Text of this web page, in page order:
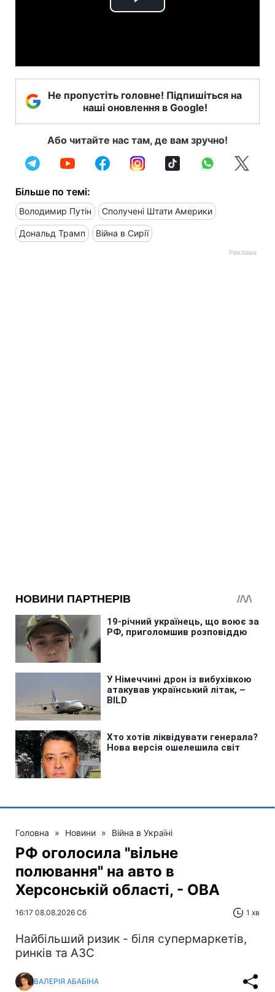
Play
Не пропустіть головне! Підпишіться на
наші оновлення в Google!
Або читайте нас там, де вам зручно!
Більше по темі:
Володимир Путін Сполучені Штати Америки
Дональд Трамп Війна в Сирії
Головна » Новини » Війна в Україні
РФ оголосила "вільне
полювання" на авто в
Херсонській області, - ОВА
16:17 08.08.2026 Сб 1 хв
Найбільший ризик - біля супермаркетів,
ринків та АЗС
ВАЛЕРІЯ АБАБІНА